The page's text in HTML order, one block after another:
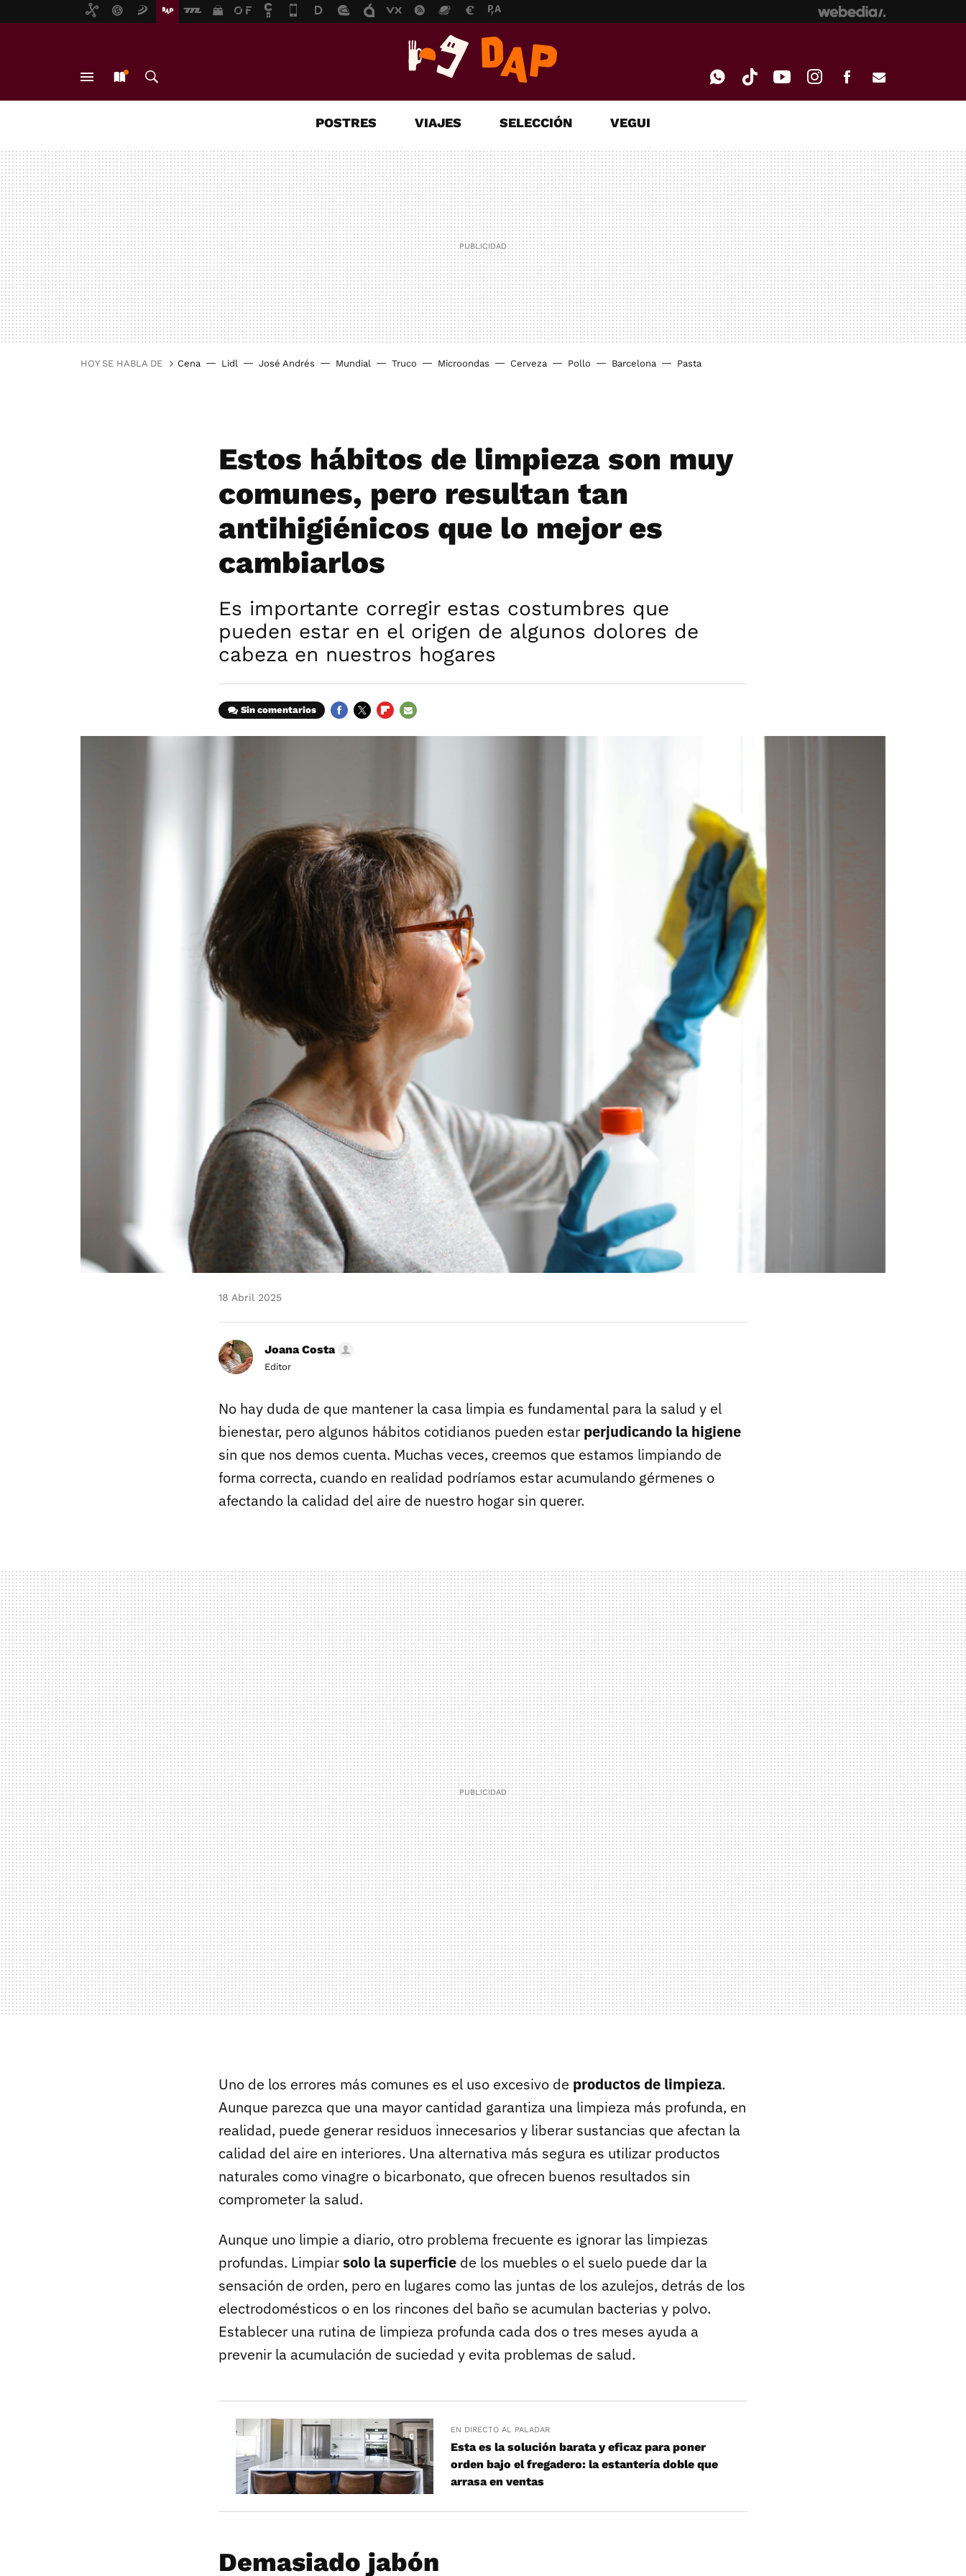
MAIL
POSTRES VIAJES SELECCIÓN VEGUI
HOY SE HABLA DE Cena Lidl José Andrés Mundial Truco Microondas Cerveza Pollo Barcelona Pasta
Estos hábitos de limpieza son muy
comunes, pero resultan tan
antihigiénicos que lo mejor es
cambiarlos
Es importante corregir estas costumbres que
pueden estar en el origen de algunos dolores de
cabeza en nuestros hogares
Sin comentarios
18 Abril 2025
Joana Costa
Editor
No hay duda de que mantener la casa limpia es fundamental para la salud y el
bienestar, pero algunos hábitos cotidianos pueden estar perjudicando la higiene
sin que nos demos cuenta. Muchas veces, creemos que estamos limpiando de
forma correcta, cuando en realidad podríamos estar acumulando gérmenes o
afectando la calidad del aire de nuestro hogar sin querer.
Uno de los errores más comunes es el uso excesivo de productos de limpieza.
Aunque parezca que una mayor cantidad garantiza una limpieza más profunda, en
realidad, puede generar residuos innecesarios y liberar sustancias que afectan la
calidad del aire en interiores. Una alternativa más segura es utilizar productos
naturales como vinagre o bicarbonato, que ofrecen buenos resultados sin
comprometer la salud.
Aunque uno limpie a diario, otro problema frecuente es ignorar las limpiezas
profundas. Limpiarsolo la superficie de los muebles o el suelo puede dar la
sensación de orden, pero en lugares como las juntas de los azulejos, detrás de los
electrodomésticos o en los rincones del baño se acumulan bacterias y polvo.
Establecer una rutina de limpieza profunda cada dos o tres meses ayuda a
prevenir la acumulación de suciedad y evita problemas de salud.
EN DIRECTO AL PALADAR
Esta es la solución barata y eficaz para poner
orden bajo el fregadero: la estantería doble que
arrasa en ventas
Demasiado jabón